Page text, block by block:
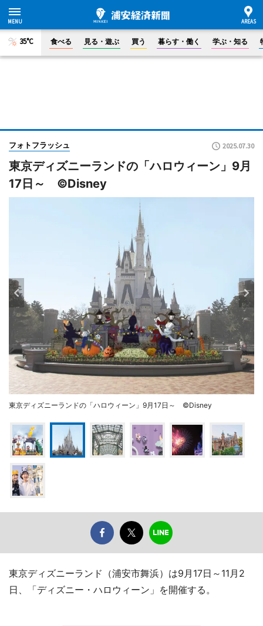
35°C 食べる 見る・遊ぶ 買う 暮らす・働く 学ぶ・知る
フォトフラッシュ 2025.07.30
東京ディズニーランドの「ハロウィーン」9月
17日～ ©Disney
東京ディズニーランドの「ハロウィーン」9月17日～ ©Disney
東京ディズニーランド（浦安市舞浜）は9月17日～11月2
日、「ディズニー・ハロウィーン」を開催する。